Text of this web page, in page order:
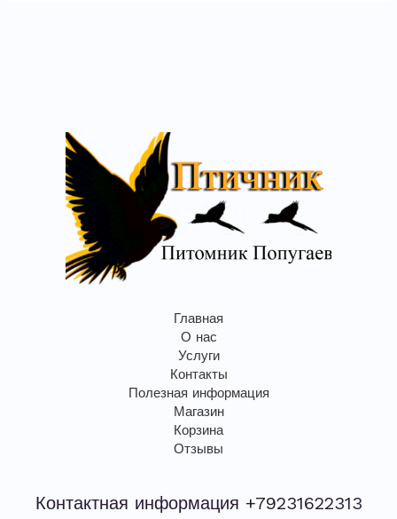
Главная
О нас
Услуги
Контакты
Полезная информация
Магазин
Корзина
Отзывы
Контактная информация +79231622313